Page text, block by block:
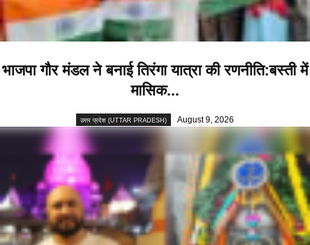
भाजपा गौर मंडल ने बनाई तिरंगा यात्रा की रणनीति:बस्ती में
मासिक...
उत्तर प्रदेश (UTTAR PRADESH) August 9, 2026